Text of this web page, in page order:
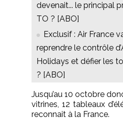
devenait... le principal
TO ? [ABO]
Exclusif : Air France
reprendre le contrôle
Holidays et défier les
? [ABO]
Jusqu’au 10 octobre
vitrines, 12 tableaux
reconnait à la France.